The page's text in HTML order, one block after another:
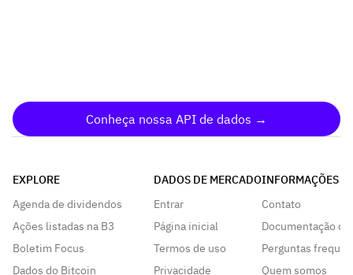
Conheça nossa API de dados →
EXPLORE
Agenda de dividendos
Ações listadas na B3
Boletim Focus
Dados do Bitcoin
DADOS DE MERCADO
Entrar
Página inicial
Termos de uso
Privacidade
INFORMAÇÕES
Contato
Documentação da
Perguntas
Quem somos